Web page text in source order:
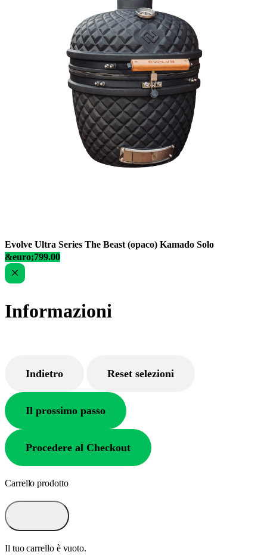
Evolve Ultra Series The Beast (opaco) Kamado Solo
&euro;799.00
Informazioni
Indietro Reset selezioni
Il prossimo passo
Procedere al Checkout
Carrello prodotto
Il tuo carrello è vuoto.